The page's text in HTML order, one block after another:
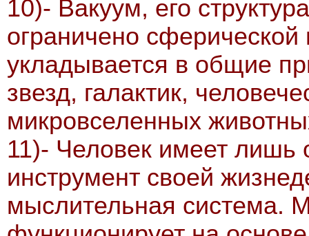
10)- Вакуум, его
ограничено
укладывается в общие
звезд, галактик,
микровселенных
11)- Человек имеет лишь
инструмент своей
мыслительная система.